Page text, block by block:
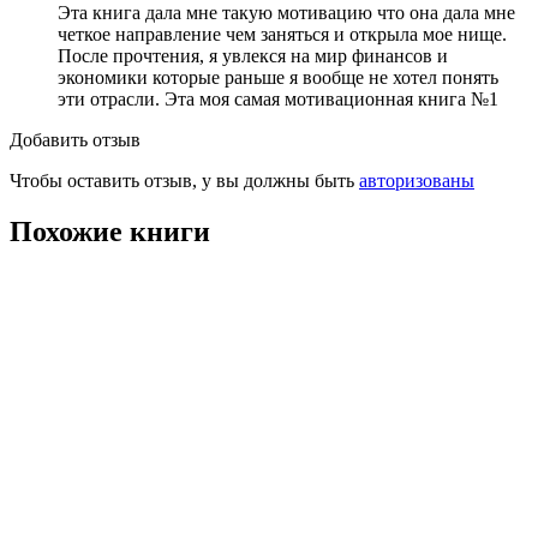
Эта книга дала мне такую мотивацию что она дала мне
четкое направление чем заняться и открыла мое нище.
После прочтения, я увлекся на мир финансов и
экономики которые раньше я вообще не хотел понять
эти отрасли. Эта моя самая мотивационная книга №1
Добавить отзыв
Чтобы оставить отзыв, у вы должны быть авторизованы
Похожие книги